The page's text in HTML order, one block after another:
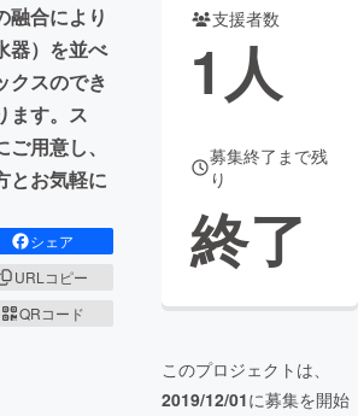
Social Good
CAMPFIRE Creation
るさと納税machi-ya コミュニティ
融合により
器）を並べ
クスのでき
ます。ス
用意し、
とお気軽に
シェア
URLコピー
QRコード
支援者数
1人
募集終了まで残
り
終了
このプロジェクトは、
2019/12/01に募集を開始